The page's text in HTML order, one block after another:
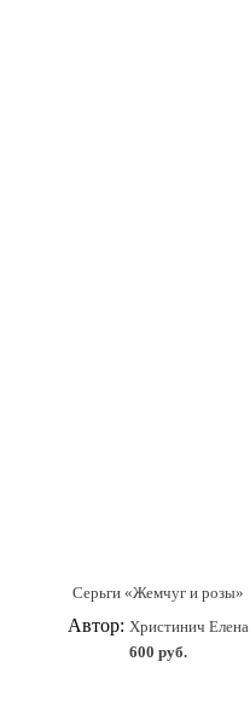
Серьги «Жемчуг и розы»
Автор: Христинич Елена
600 руб.